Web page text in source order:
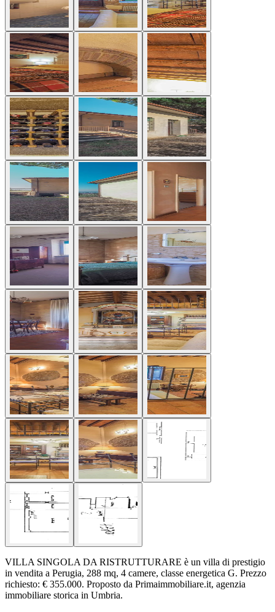
VILLA SINGOLA DA RISTRUTTURARE è un villa di prestigio
in vendita a Perugia, 288 mq, 4 camere, classe energetica G. Prezzo
richiesto: € 355.000. Proposto da Primaimmobiliare.it, agenzia
immobiliare storica in Umbria.